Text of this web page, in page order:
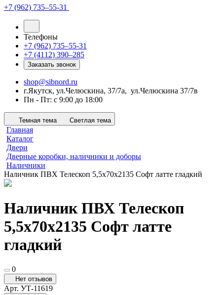
+7 (962) 735‒55-31
Телефоны
+7 (962) 735‒55-31
+7 (4112) 390‒285
Заказать звонок
shop@sibnord.ru
​г.Якутск, ул.Челюскина, 37/7а, ул.Челюскина 37/7в
Пн - Пт: с 9:00 до 18:00
Темная тема Светлая тема
Главная
Каталог
Двери
Дверные коробки, наличники и доборы
Наличники
Наличник ПВХ Телескоп 5,5х70х2135 Софт латте гладкий
Наличник ПВХ Телескоп
5,5х70х2135 Софт латте
гладкий
0
Нет отзывов
Арт. УТ-11619